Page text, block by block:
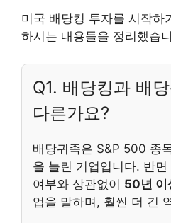
미국 배당킹 투자를 시작하
하시는 내용들을 정리했습
Q1. 배당킹과 배
다른가요?
배당귀족은 S&P 500 종
을 늘린 기업입니다. 반면
여부와 상관없이 50년 이
업을 말하며, 훨씬 더 긴